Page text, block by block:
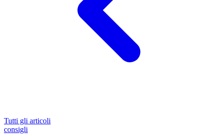
Tutti gli articoli
consigli